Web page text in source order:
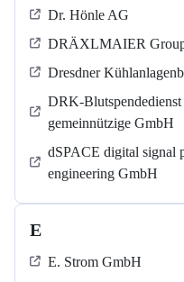
Dr. Hönle AG
DRÄXLMAIER
Dresdner
DRK-Blutspendedienst
gemeinnützige GmbH
dSPACE digital signal
engineering GmbH
E
E. Strom GmbH